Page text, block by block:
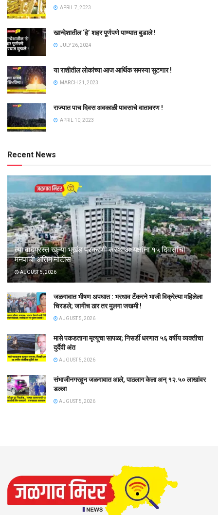
APRIL 7, 2023
खान्देशातील ‘हे’ शहर पूर्णपणे पाण्यात बुडाले !
JULY 26, 2024
या राशीतील लोकांच्या आज आर्थिक समस्या सुटणार !
MARCH 21, 2023
राज्यात पाच दिवस अवकाळी पावसाचे वातावरण !
APRIL 10, 2023
Recent News
त्या वादग्रस्त खुल्या भूखंड प्रकरणी संस्थाअध्यक्षांना १५ दिवसांची
मनपाची अंतिम नोटीस
AUGUST 5, 2026
जळगावात भीषण अपघात : भरधाव टँकरने भाजी विक्रेत्या महिलेला
चिरडले; जागीच ठार तर मुलगा जखमी !
AUGUST 5, 2026
मासे पकडताना मृत्यूचा सापळा; निसर्डी धरणात ५६ वर्षीय व्यक्तीचा
दुर्दैवी अंत
AUGUST 5, 2026
संभाजीनगरहून जळगावात आले, पाठलाग केला अन् १२.५० लाखांवर
डल्ला
AUGUST 5, 2026